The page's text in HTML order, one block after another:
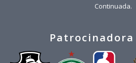
Continuada.